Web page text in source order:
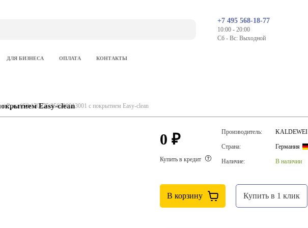
+7 495 568-18-77
10:00 - 20:00
Сб - Вс: Выходной
ДЛЯ БИЗНЕСА ОПЛАТА КОНТАКТЫ
Puro 652 170x75 256200013001 с покрытием Easy-clean
Easy-clean
0 ₽
Купить в кредит
Производитель: KALDEWEI
Страна: Германия
Наличие: В наличии
В корзину Купить в 1 клик